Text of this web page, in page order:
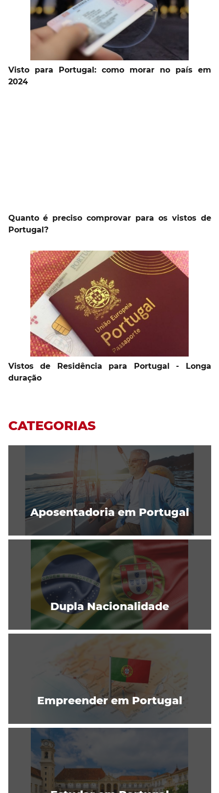
Visto para Portugal: como morar no país em
2024
Quanto é preciso comprovar para os vistos de
Portugal?
Vistos de Residência para Portugal - Longa
duração
CATEGORIAS
Aposentadoria em Portugal
Dupla Nacionalidade
Empreender em Portugal